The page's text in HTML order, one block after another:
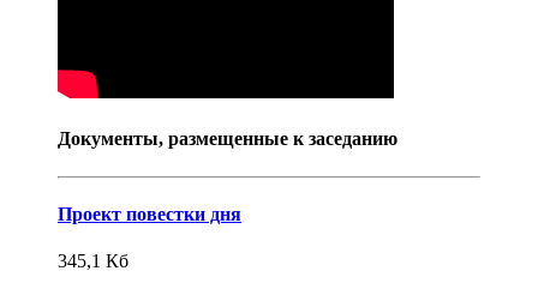
Документы, размещенные к заседанию
Проект повестки дня
345,1 Кб